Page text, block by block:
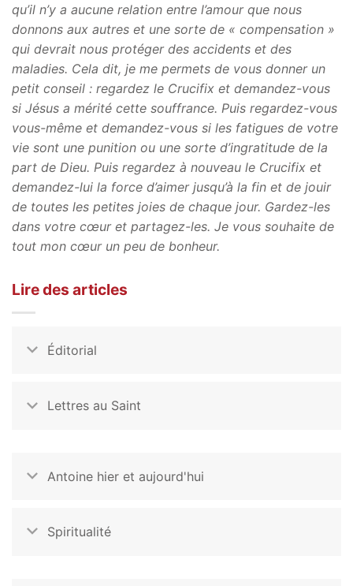
qu’il n’y a aucune relation entre l’amour que nous
donnons aux autres et une sorte de « compensation »
qui devrait nous protéger des accidents et des
maladies. Cela dit, je me permets de vous donner un
petit conseil : regardez le Crucifix et demandez-vous
si Jésus a mérité cette souffrance. Puis regardez-vous
vous-même et demandez-vous si les fatigues de votre
vie sont une punition ou une sorte d’ingratitude de la
part de Dieu. Puis regardez à nouveau le Crucifix et
demandez-lui la force d’aimer jusqu’à la fin et de jouir
de toutes les petites joies de chaque jour. Gardez-les
dans votre cœur et partagez-les. Je vous souhaite de
tout mon cœur un peu de bonheur.
Lire des articles
Éditorial
Lettres au Saint
Antoine hier et aujourd'hui
Spiritualité